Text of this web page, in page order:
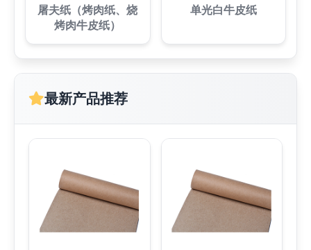
屠夫纸（烤肉纸、烧
烤肉牛皮纸）
单光白牛皮纸
最新产品推荐